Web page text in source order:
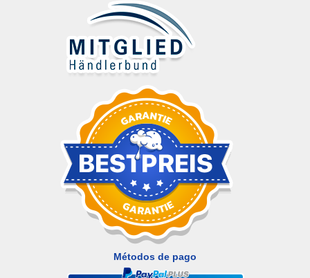
Métodos de pago